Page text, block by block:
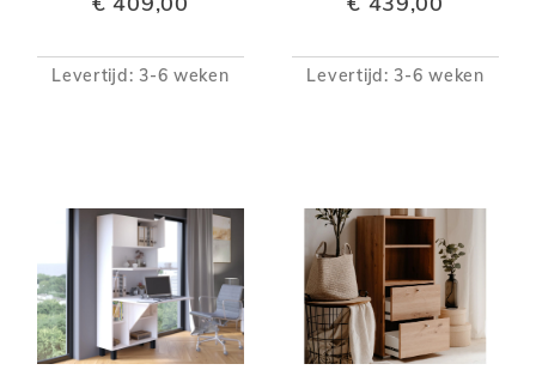
Levertijd: 3-6 weken Levertijd: 3-6 weken